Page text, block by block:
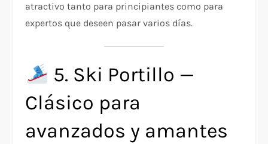
atractivo tanto para principiantes como para
expertos que deseen pasar varios días.
5. Ski Portillo —
Clásico para
avanzados y amantes